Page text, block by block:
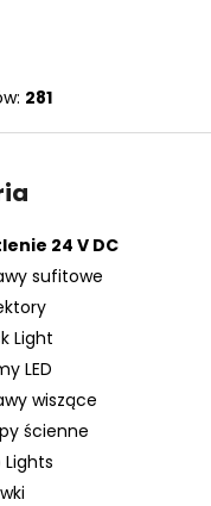
281
24 V DC
sufitowe
Light
LED
wiszące
ścienne
Lights